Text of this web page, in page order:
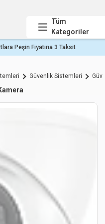
Tüm
Kategoriler
Peşin Fiyatına 3 Taksit
Güvenlik Sistemleri